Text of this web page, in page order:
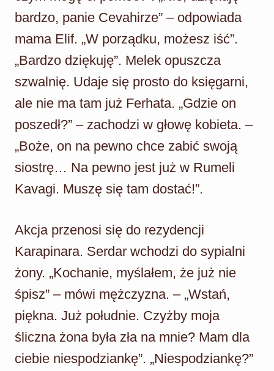
bardzo, panie Cevahirze” – odpowiada
mama Elif. „W porządku, możesz iść”.
„Bardzo dziękuję”. Melek opuszcza
szwalnię. Udaje się prosto do księgarni,
ale nie ma tam już Ferhata. „Gdzie on
poszedł?” – zachodzi w głowę kobieta. –
„Boże, on na pewno chce zabić swoją
siostrę… Na pewno jest już w Rumeli
Kavagi. Muszę się tam dostać!”.
Akcja przenosi się do rezydencji
Karapinara. Serdar wchodzi do sypialni
żony. „Kochanie, myślałem, że już nie
śpisz” – mówi mężczyzna. – „Wstań,
piękna. Już południe. Czyżby moja
śliczna żona była zła na mnie? Mam dla
ciebie niespodziankę”. „Niespodziankę?”